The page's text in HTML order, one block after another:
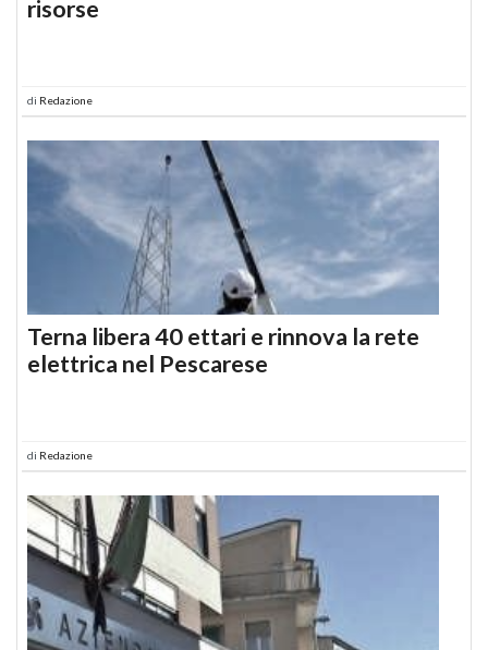
risorse
di Redazione
Terna libera 40 ettari e rinnova la rete
elettrica nel Pescarese
di Redazione